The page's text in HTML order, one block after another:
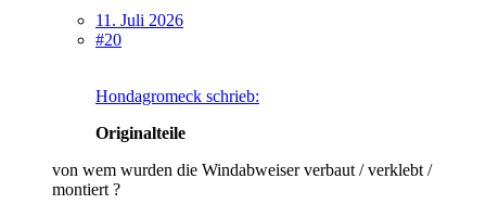
11. Juli 2026
#20
Hondagromeck schrieb:
Originalteile
von wem wurden die Windabweiser verbaut / verklebt /
montiert ?